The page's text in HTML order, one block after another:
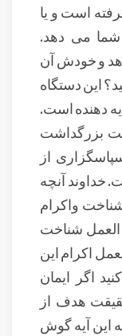
است و یا
شما می دهد.
و خودش آن
این دستگاه
دهنده است.
بزرگداشت
از
خداوند آنچه
واکرام
شناخت
اکرام این
اگر ایمان
هدف از
این آیه گوش